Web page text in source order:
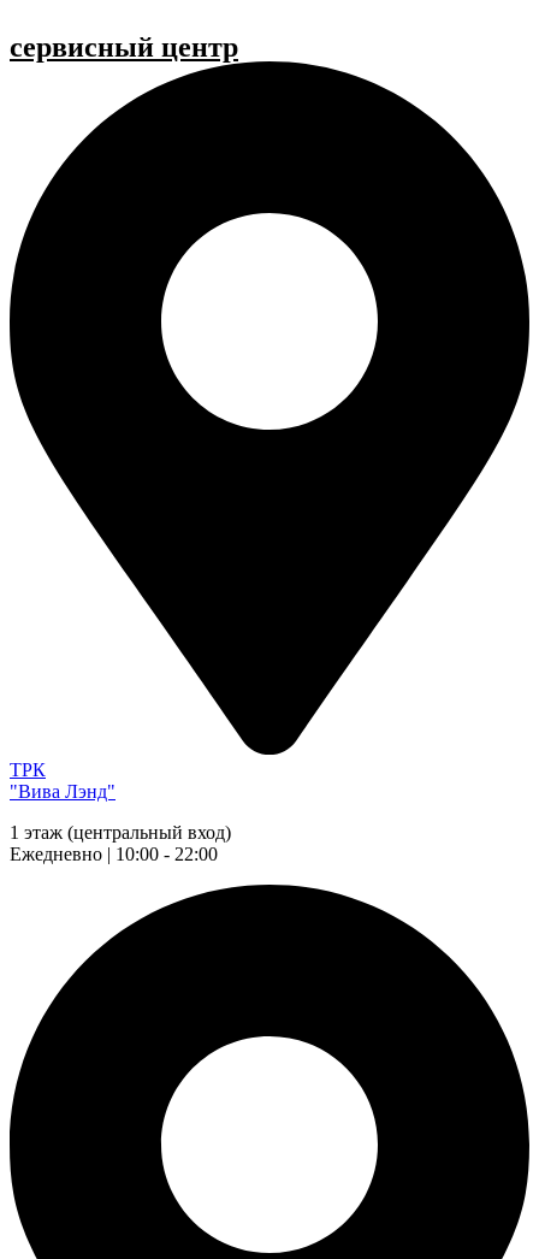
cервисный центр
ТРК
"Вива Лэнд"
1 этаж (центральный вход)
Ежедневно | 10:00 - 22:00